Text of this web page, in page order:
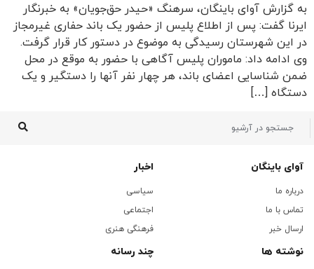
به گزارش آوای باینگان، سرهنگ «حیدر حق‌جویان» به خبرنگار
ایرنا گفت: پس از اطلاع پلیس از حضور یک باند حفاری غیرمجاز
در این شهرستان رسیدگی به موضوع در دستور کار قرار گرفت.
وی ادامه داد: ماموران پلیس آگاهی با حضور به موقع در محل
ضمن شناسایی اعضای باند، هر چهار نفر آنها را دستگیر و یک
دستگاه […]
آوای باینگان
درباره ما
تماس با ما
ارسال خبر
اخبار
سیاسی
اجتماعی
فرهنگی هنری
نوشته ها چند رسانه